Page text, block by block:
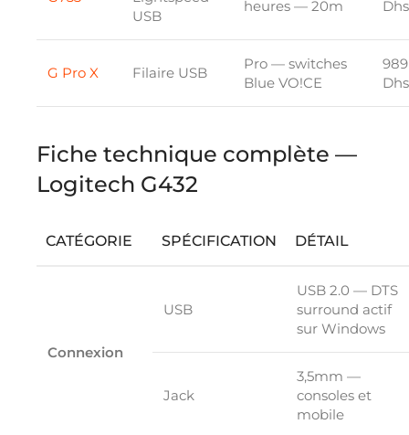
USB
heures — 20m Dhs
G Pro X Filaire USB
Pro — switches
Blue VO!CE
989
Dhs
Fiche technique complète —
Logitech G432
CATÉGORIE SPÉCIFICATION DÉTAIL
Connexion
USB
USB 2.0 — DTS
surround actif
sur Windows
Jack
3,5mm —
consoles et
mobile